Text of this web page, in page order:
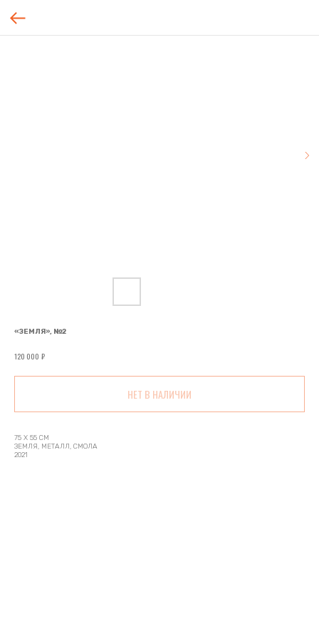
«ЗЕМЛЯ», №2
120 000 ₽
НЕТ В НАЛИЧИИ
75 Х 55 СМ
ЗЕМЛЯ, МЕТАЛЛ, СМОЛА
2021